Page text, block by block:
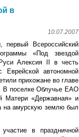
в
10.07.2007
Всероссийский
«Под звездой
Алексия II в честь
Еврейской автономной
прихожане во главе
В поселке Облучье ЕАО
Матери «Державная» и
на амурскую землю был
в праздничной